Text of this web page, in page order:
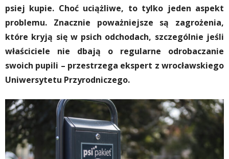
psiej kupie. Choć uciążliwe, to tylko jeden aspekt
problemu. Znacznie poważniejsze są zagrożenia,
które kryją się w psich odchodach, szczególnie jeśli
właściciele nie dbają o regularne odrobaczanie
swoich pupili – przestrzega ekspert z wrocławskiego
Uniwersytetu Przyrodniczego.